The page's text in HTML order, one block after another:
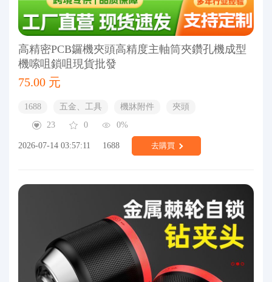
高精密PCB鑼機夾頭高精度主軸筒夾鑽孔機成型
機嗦咀鎖咀現貨批發
75.00 元
1688 五金、工具 機牀附件
夾頭
23
0 0%
2026-07-14 03:57:11 1688 去購買